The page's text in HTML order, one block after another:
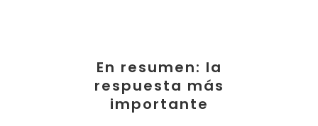
En resumen: la
respuesta más
importante